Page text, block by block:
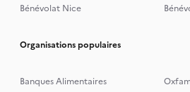
Bénévolat Nice
Organisations populaires
Banques Alimentaires